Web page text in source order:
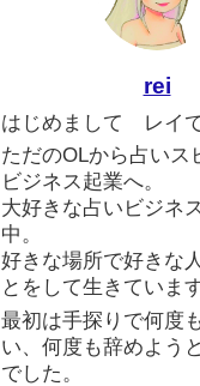
rei
はじめまして レイ
ただのOLから占いス
ビジネス起業へ。
大好きな占いビジネ
中。
好きな場所で好きな
とをして生きています
最初は手探りで何度
い、何度も辞めよう
でした。